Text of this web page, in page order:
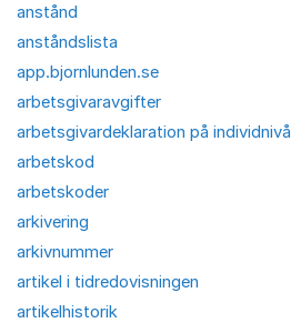
anstånd
anståndslista
app.bjornlunden.se
arbetsgivaravgifter
arbetsgivardeklaration på individnivå
arbetskod
arbetskoder
arkivering
arkivnummer
artikel i tidredovisningen
artikelhistorik